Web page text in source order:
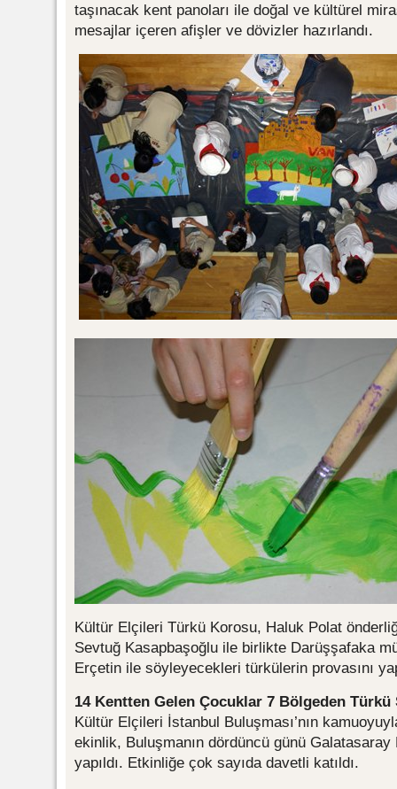
taşınacak kent panoları ile doğal ve kültürel
mesajlar içeren afişler ve dövizler hazırlandı.
Kültür Elçileri Türkü Korosu, Haluk Polat
Sevtuğ Kasapbaşoğlu ile birlikte Darüşşafaka
Erçetin ile söyleyecekleri türkülerin provasını
14 Kentten Gelen Çocuklar 7 Bölgeden
Kültür Elçileri İstanbul Buluşması’nın
ekinlik, Buluşmanın dördüncü günü Galatasaray
yapıldı. Etkinliğe çok sayıda davetli katıldı.